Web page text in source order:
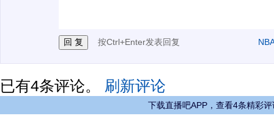
按Ctrl+Enter发表回复
已有4条评论。 刷新评论
下载直播吧APP，查看4条精彩评